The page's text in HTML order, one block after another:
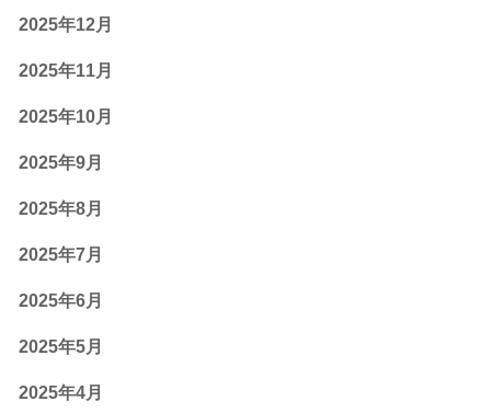
2025年12月
2025年11月
2025年10月
2025年9月
2025年8月
2025年7月
2025年6月
2025年5月
2025年4月